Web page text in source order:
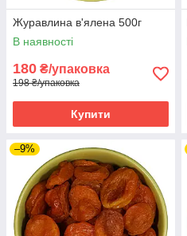
Журавлина в'ялена 500г
В наявності
180 ₴/упаковка
198 ₴/упаковка
Купити
–9%